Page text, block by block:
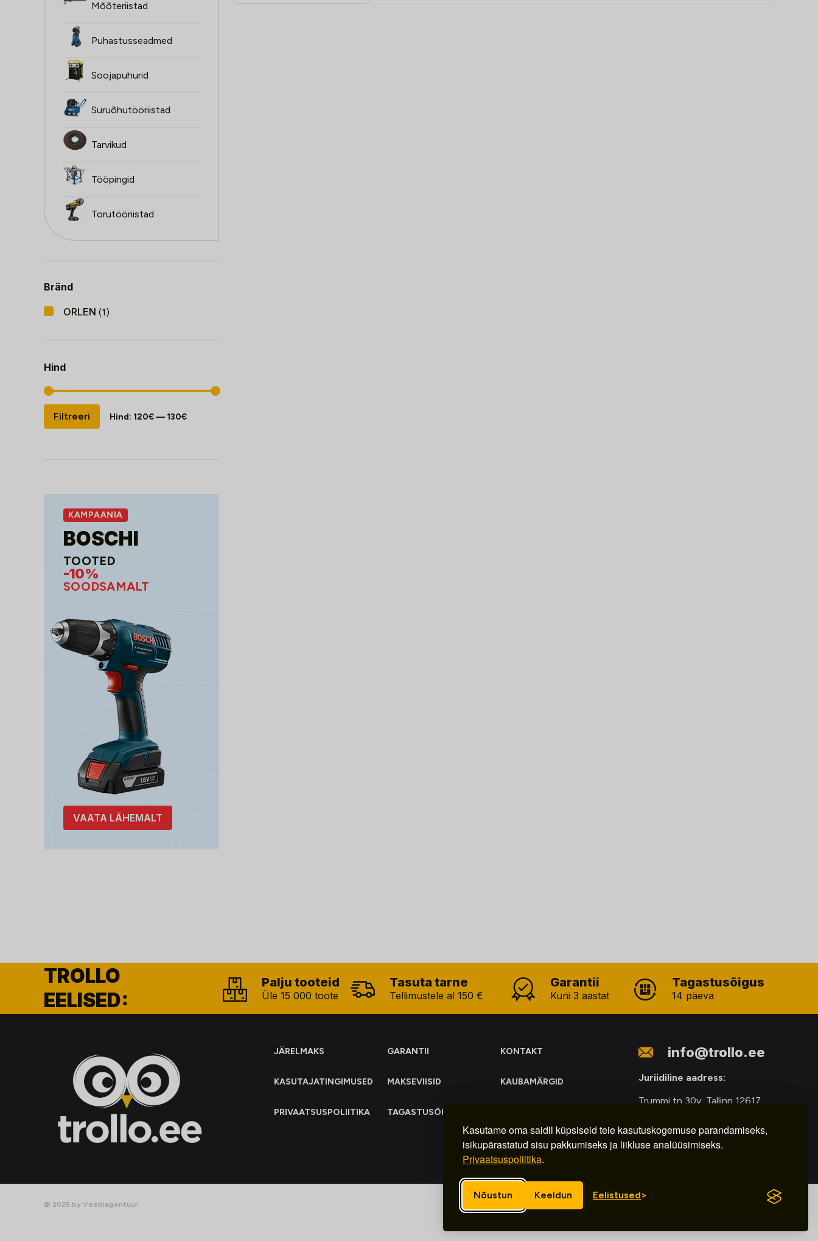
Kasutame oma saidil küpsiseid teie kasutuskogemuse parandamiseks,
isikupärastatud sisu pakkumiseks ja liikluse analüüsimiseks.
Privaatsuspoliitika.
Nõustun Keeldun Eelistused
Mõõteriistad
Puhastusseadmed
Soojapuhurid
Suruõhutööriistad
Tarvikud
Tööpingid
Torutööriistad
Bränd
ORLEN (1)
Hind
Minimaalne
hind
Maksimaalne
hind
Filtreeri Hind: 120€— 130€
KAMPAANIA
BOSCHI
TOOTED
-10%
SOODSAMALT
VAATA LÄHEMALT
TROLLO
EELISED:
Palju tooteid
Üle 15 000 toote
Tasuta tarne
Tellimustele al 150 €
Garantii
Kuni 3 aastat
Tagastusõigus
14 päeva
JÄRELMAKS GARANTII KONTAKT
KASUTAJATINGIMUSED MAKSEVIISID KAUBAMÄRGID
PRIVAATSUSPOLIITIKA TAGASTUSÕIGUS
KOGUMINE
info@trollo.ee
Juriidiline aadress:
Trummi tn 30y, Tallinn 12617
Kauba väljastamine:
E-R – 9.00 – 18.00
© 2025 by Veebiagentuur